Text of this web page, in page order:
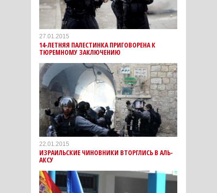
27.01.2015
14-ЛЕТНЯЯ ПАЛЕСТИНКА ПРИГОВОРЕНА К
ТЮРЕМНОМУ ЗАКЛЮЧЕНИЮ
22.01.2015
ИЗРАИЛЬСКИЕ ЧИНОВНИКИ ВТОРГЛИСЬ В АЛЬ-
АКСУ